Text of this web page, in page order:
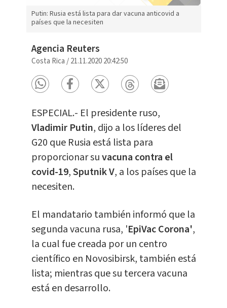
Putin: Rusia está lista para dar vacuna anticovid a
países que la necesiten
Agencia Reuters
Costa Rica /21.11.2020 20:42:50
ESPECIAL.- El presidente ruso,
Vladimir Putin, dijo a los líderes del
G20 que Rusia está lista para
proporcionar suvacuna contra el
covid-19,Sputnik V, a los países que la
necesiten.
El mandatario también informó que la
segunda vacuna rusa, 'EpiVac Corona',
la cual fue creada por un centro
científico en Novosibirsk, también está
lista; mientras que su tercera vacuna
está en desarrollo.